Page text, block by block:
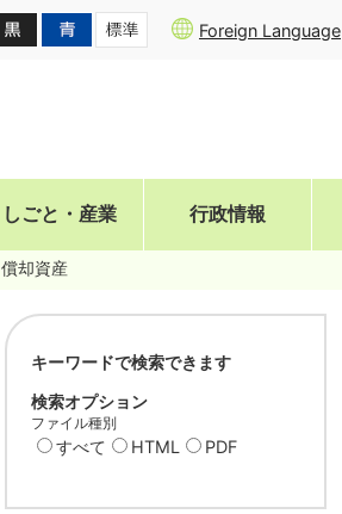
Foreign Language
しごと・産業 行政情報
償却資産
キーワードで検索できます
検索オプション
ファイル種別
すべて HTML PDF